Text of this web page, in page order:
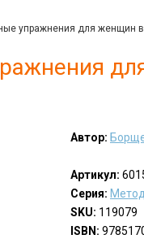
упражнения для женщин в
Автор:
Артикул:
Серия:
SKU: 119079
ISBN: